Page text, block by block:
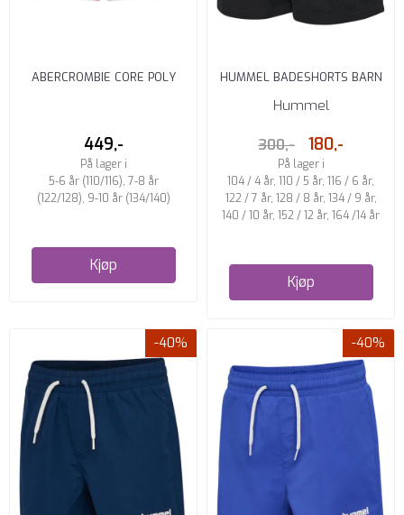
ABERCROMBIE CORE POLY
449,-
På lager i
5-6 år (110/116), 7-8 år
(122/128), 9-10 år (134/140)
Kjøp
HUMMEL BADESHORTS BARN
Hummel
300,- 180,-
På lager i
104 / 4 år, 110 / 5 år, 116 / 6 år,
122 / 7 år, 128 / 8 år, 134 / 9 år,
140 / 10 år, 152 / 12 år, 164 /14 år
Kjøp
-40% -40%